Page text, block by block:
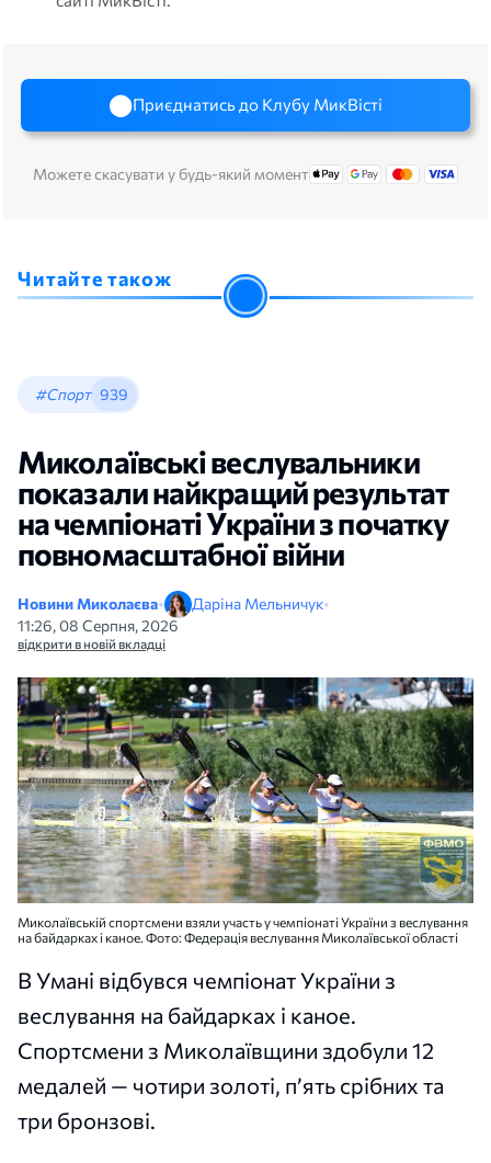
Приєднатись до Клубу МикВісті
Можете скасувати у будь-який момент
Читайте також
#Спорт 939
Миколаївські веслувальники
показали найкращий результат
на чемпіонаті України з початку
повномасштабної війни
Новини Миколаєва• Даріна Мельничук•
11:26, 08 Серпня, 2026
відкрити в новій вкладці
Миколаївській спортсмени взяли участь у чемпіонаті України з веслування
на байдарках і каное. Фото: Федерація веслування Миколаївської області
В Умані відбувся чемпіонат України з
веслування на байдарках і каное.
Спортсмени з Миколаївщини здобули 12
медалей — чотири золоті, п’ять срібних та
три бронзові.